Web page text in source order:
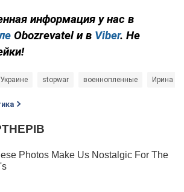
информация у нас в
Obozrevatel и в Viber. Не
stopwar военнопленные Ирина